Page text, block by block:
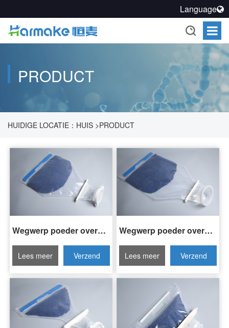
PRODUCT
HUIDIGE LOCATIE： HUIS >PRODUCT
>AFDICHTINGSOPLOSSING VOOR FARMACEUTISCHE
PROCESSEN
Wegwerp poeder overdracht zak H3-DPT15-08A
Lees meer
Verzend
Invraag
Wegwerp poeder overdracht zak H3-DPT30-08A
Lees meer
Verzend
Invraag
Language